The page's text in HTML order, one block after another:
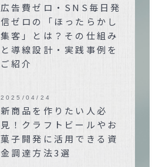
広告費ゼロ・SNS毎日発
信ゼロの「ほったらかし
集客」とは？その仕組み
と導線設計・実践事例を
ご紹介
新商品を作りたい人必
見！クラフトビールやお
菓子開発に活用できる資
金調達方法3選
2025/04/24